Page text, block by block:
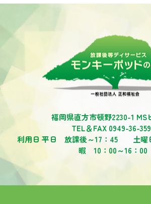
福岡県直方市頓野2230-1 MS
TEL＆FAX 0949-36-
利用日 平日 放課後～17：45 土曜
暇 10：00～16：00